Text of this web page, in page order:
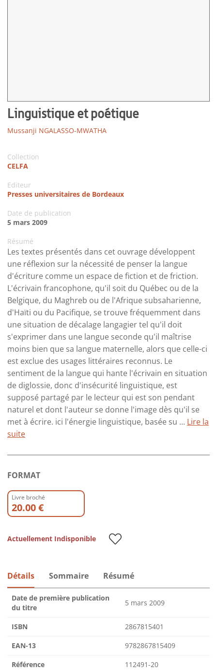
Linguistique et poétique
Mussanji NGALASSO-MWATHA
Collection
CELFA
Editeur
Presses universitaires de Bordeaux
Date de publication
5 mars 2009
Résumé
Les textes présentés dans cet ouvrage développent
une réflexion sur la nécessité de penser la langue
d'écriture comme un espace de fiction et de friction.
L'écrivain francophone, qu'il soit du Québec ou de la
Belgique, du Maghreb ou de l'Afrique subsaharienne,
d'Haïti ou du Pacifique, se trouve fréquemment dans
une situation de décalage langagier tel qu'il doit
s'exprimer dans une langue seconde qu'il maîtrise
moins bien que sa langue maternelle, alors que celle-ci
est exclue des usages littéraires reconnus. Le
sentiment de la langue qui hante l'écrivain en situation
de diglossie, donc d'insécurité linguistique, est
supposé partagé par le lecteur qui est son pendant
naturel et dont l'auteur se donne l'image dès qu'il se
met à écrire. ici l'énergie linguistique, basée su ... Lire la
suite
FORMAT
Livre broché
20.00 €
Actuellement Indisponible
Détails Sommaire Résumé
Date de première publication
du titre
5 mars 2009
ISBN 2867815401
EAN-13 9782867815409
Référence 112491-20